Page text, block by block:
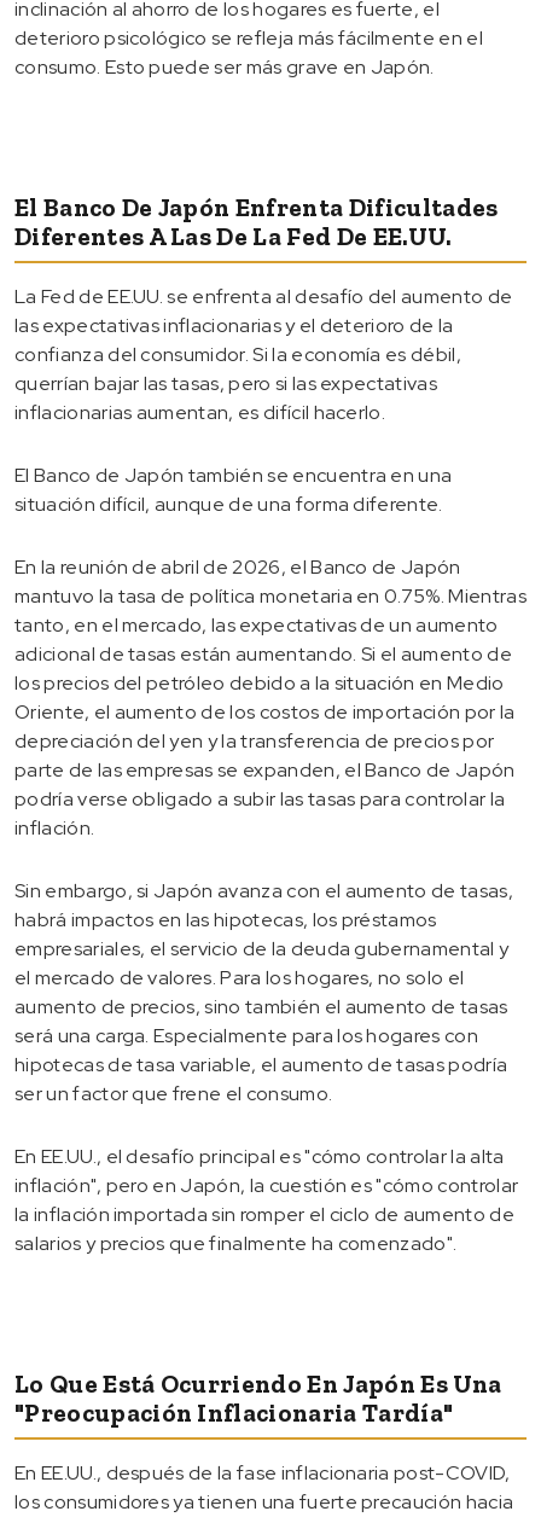
inclinación al ahorro de los hogares es fuerte, el
deterioro psicológico se refleja más fácilmente en el
consumo. Esto puede ser más grave en Japón.
El Banco De Japón Enfrenta Dificultades
Diferentes A Las De La Fed De EE.UU.
La Fed de EE.UU. se enfrenta al desafío del aumento de
las expectativas inflacionarias y el deterioro de la
confianza del consumidor. Si la economía es débil,
querrían bajar las tasas, pero si las expectativas
inflacionarias aumentan, es difícil hacerlo.
El Banco de Japón también se encuentra en una
situación difícil, aunque de una forma diferente.
En la reunión de abril de 2026, el Banco de Japón
mantuvo la tasa de política monetaria en 0.75%. Mientras
tanto, en el mercado, las expectativas de un aumento
adicional de tasas están aumentando. Si el aumento de
los precios del petróleo debido a la situación en Medio
Oriente, el aumento de los costos de importación por la
depreciación del yen y la transferencia de precios por
parte de las empresas se expanden, el Banco de Japón
podría verse obligado a subir las tasas para controlar la
inflación.
Sin embargo, si Japón avanza con el aumento de tasas,
habrá impactos en las hipotecas, los préstamos
empresariales, el servicio de la deuda gubernamental y
el mercado de valores. Para los hogares, no solo el
aumento de precios, sino también el aumento de tasas
será una carga. Especialmente para los hogares con
hipotecas de tasa variable, el aumento de tasas podría
ser un factor que frene el consumo.
En EE.UU., el desafío principal es "cómo controlar la alta
inflación", pero en Japón, la cuestión es "cómo controlar
la inflación importada sin romper el ciclo de aumento de
salarios y precios que finalmente ha comenzado".
Lo Que Está Ocurriendo En Japón Es Una
"preocupación Inflacionaria Tardía"
En EE.UU., después de la fase inflacionaria post-COVID,
los consumidores ya tienen una fuerte precaución hacia